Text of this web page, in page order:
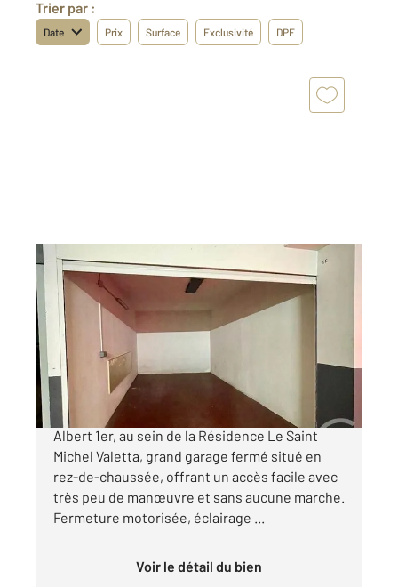
Trier par :
Date Prix Surface Exclusivité DPE
CANNES 06
18 m
Ref : 52323
Parking à vendre
175 000 €
CANNES EXCLUSIVITÉ Sur l'avenue du Roi
Albert 1er, au sein de la Résidence Le Saint
Michel Valetta, grand garage fermé situé en
rez-de-chaussée, offrant un accès facile avec
très peu de manœuvre et sans aucune marche.
Fermeture motorisée, éclairage ...
Voir le détail du bien